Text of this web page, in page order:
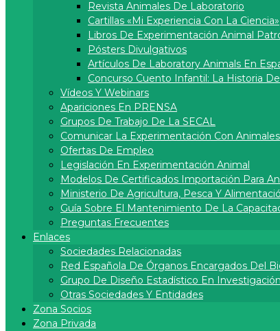
Revista Animales De Laboratorio
Cartillas «Mi Experiencia Con La Ciencia»
Libros De Experimentación Animal
Pósters Divulgativos
Artí­culos De Laboratory Animals En
Concurso Cuento Infantil: La Historia
Vídeos Y Webinars
Apariciones En PRENSA
Grupos De Trabajo De La SECAL
Comunicar La Experimentación Con Animales
Ofertas De Empleo
Legislación En Experimentación Animal
Modelos De Certificados Importación Para
Ministerio De Agricultura, Pesca Y
Guía Sobre El Mantenimiento De La
Preguntas Frecuentes
Enlaces
Sociedades Relacionadas
Red Española De Órganos Encargados Del
Grupo De Diseño Estadístico En
Otras Sociedades Y Entidades
Zona Socios
Zona Privada